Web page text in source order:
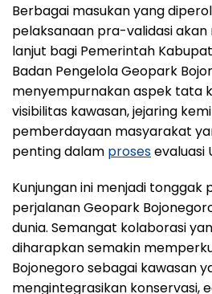
Berbagai masukan yang
pelaksanaan pra-validasi
lanjut bagi Pemerintah
Badan Pengelola Geopark
menyempurnakan aspek tata
visibilitas kawasan, jejaring
pemberdayaan masyarakat
penting dalam prosesevaluasi
Kunjungan ini menjadi tonggak
perjalanan Geopark
dunia. Semangat kolaborasi
diharapkan semakin
Bojonegoro sebagai kawasan
mengintegrasikan konservasi,